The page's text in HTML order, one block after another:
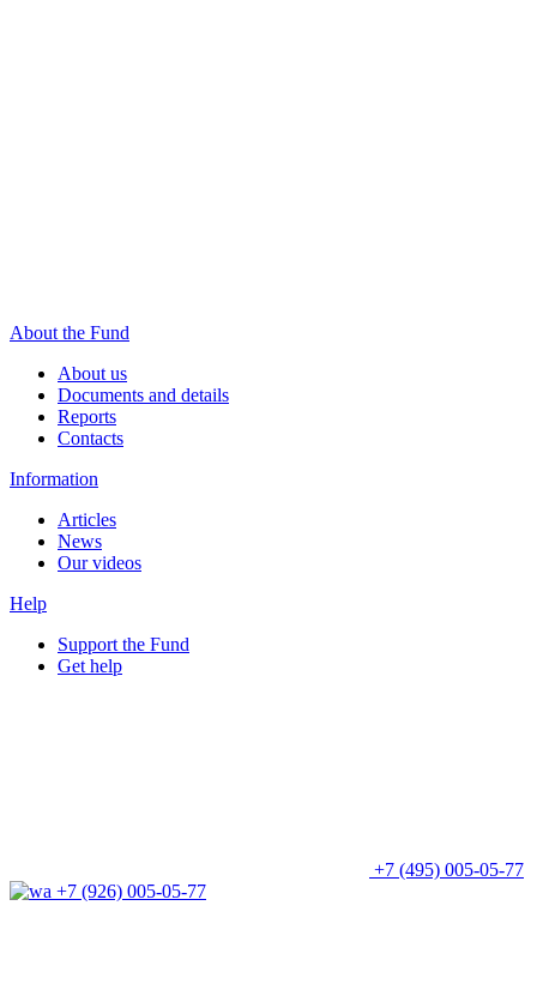
About the Fund
About us
Documents and details
Reports
Contacts
Information
Articles
News
Our videos
Help
Support the Fund
Get help
+7 (495) 005-05-77
+7 (926) 005-05-77